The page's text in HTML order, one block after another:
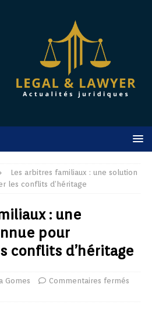
Les arbitres familiaux : une solution
les conflits d’héritage
: une
pour
conflits d’héritage
Gomes Commentaires fermés